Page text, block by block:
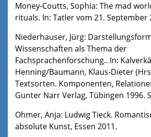
Money-Coutts, Sophia: The mad
rituals. In: Tatler vom 21. September
Niederhauser, Jürg:
Wissenschaften als Thema der
Fachsprachenforschung.. In:
Henning/Baumann, Klaus-Dieter
Textsorten. Komponenten,
Gunter Narr Verlag, Tübingen 1996.
Ohmer, Anja: Ludwig Tieck.
absolute Kunst, Essen 2011.